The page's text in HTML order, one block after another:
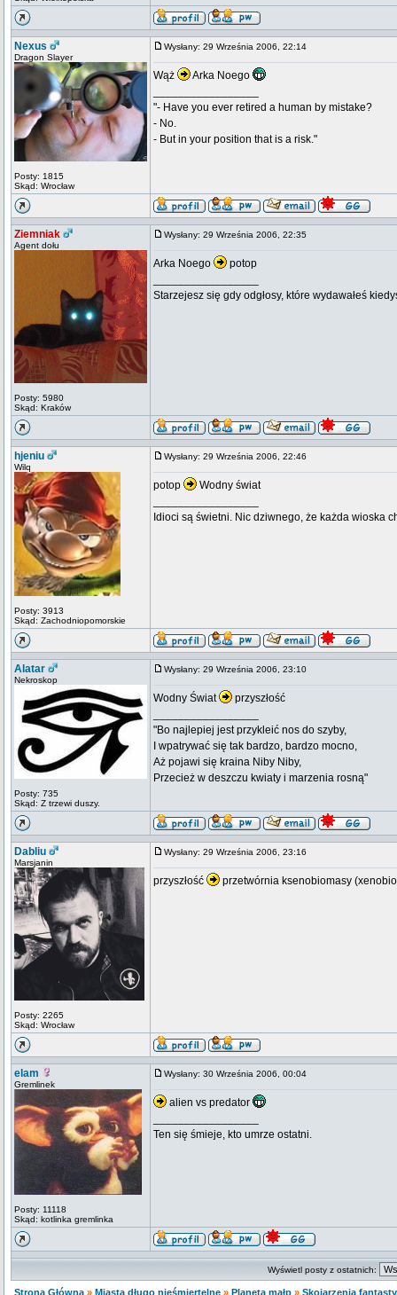
Nexus
Dragon Slayer
Posty: 1815
Skąd: Wrocław
Wysłany: 29 Września 2006, 22:14
Wąż
Arka Noego
"- Have you ever retired a human by mistake?
- No.
- But in your position that is a risk."
Ziemniak
Agent dołu
Posty: 5980
Skąd: Kraków
Wysłany: 29 Września 2006, 22:35
Arka Noego
potop
Starzejesz się gdy odgłosy, które wydawałeś
hjeniu
Wilq
Posty: 3913
Skąd: Zachodniopomorskie
Wysłany: 29 Września 2006, 22:46
potop
Wodny świat
Idioci są świetni. Nic dziwnego, że każda wioska
Alatar
Nekroskop
Posty: 735
Skąd: Z trzewi duszy.
Wysłany: 29 Września 2006, 23:10
Wodny Świat
przyszłość
"Bo najlepiej jest przykleić nos do szyby,
I wpatrywać się tak bardzo, bardzo mocno,
Aż pojawi się kraina Niby Niby,
Przecież w deszczu kwiaty i marzenia rosną"
Dabliu
Marsjanin
Posty: 2265
Skąd: Wrocław
Wysłany: 29 Września 2006, 23:16
przyszłość przetwórnia ksenobiomasy
elam
Gremlinek
Posty: 11118
Skąd: kotlinka gremlinka
Wysłany: 30 Września 2006, 00:04
alien vs predator
Ten się śmieje, kto umrze ostatni.
Wyświetl posty z ostatnich:
Strona Główna » Miasta długo nieśmiertelne » Planeta małp » Skojarzenia